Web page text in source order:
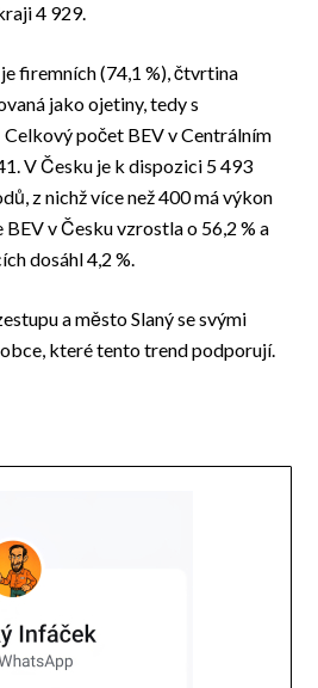
4 929.
firemních (74,1 %), čtvrtina
jako ojetiny, tedy s
počet BEV v Centrálním
V Česku je k dispozici 5 493
z nichž více než 400 má výkon
v Česku vzrostla o 56,2 % a
dosáhl 4,2 %.
a město Slaný se svými
které tento trend podporují.